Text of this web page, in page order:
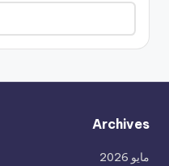
Archives
مايو 2026